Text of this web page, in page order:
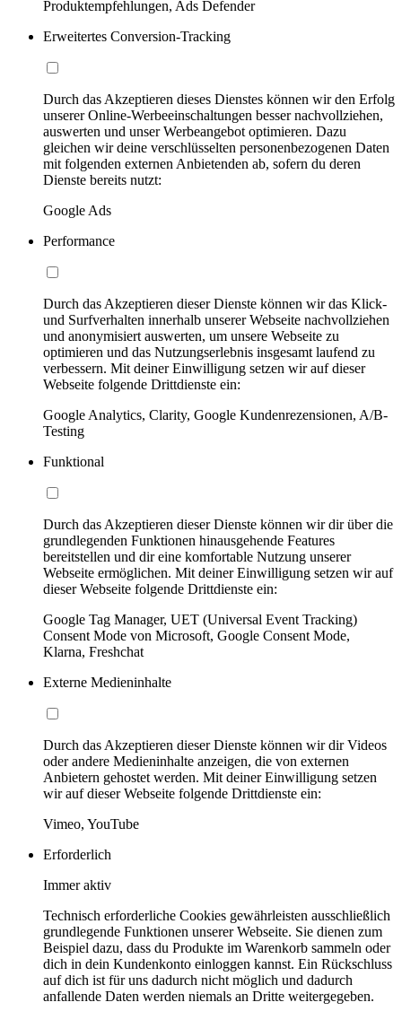
Produktempfehlungen, Ads Defender
Erweitertes Conversion-Tracking
Durch das Akzeptieren dieses Dienstes können wir den Erfolg
unserer Online-Werbeeinschaltungen besser nachvollziehen,
auswerten und unser Werbeangebot optimieren. Dazu
gleichen wir deine verschlüsselten personenbezogenen Daten
mit folgenden externen Anbietenden ab, sofern du deren
Dienste bereits nutzt:
Google Ads
Performance
Durch das Akzeptieren dieser Dienste können wir das Klick-
und Surfverhalten innerhalb unserer Webseite nachvollziehen
und anonymisiert auswerten, um unsere Webseite zu
optimieren und das Nutzungserlebnis insgesamt laufend zu
verbessern. Mit deiner Einwilligung setzen wir auf dieser
Webseite folgende Drittdienste ein:
Google Analytics, Clarity, Google Kundenrezensionen, A/B-
Testing
Funktional
Durch das Akzeptieren dieser Dienste können wir dir über die
grundlegenden Funktionen hinausgehende Features
bereitstellen und dir eine komfortable Nutzung unserer
Webseite ermöglichen. Mit deiner Einwilligung setzen wir auf
dieser Webseite folgende Drittdienste ein:
Google Tag Manager, UET (Universal Event Tracking)
Consent Mode von Microsoft, Google Consent Mode,
Klarna, Freshchat
Externe Medieninhalte
Durch das Akzeptieren dieser Dienste können wir dir Videos
oder andere Medieninhalte anzeigen, die von externen
Anbietern gehostet werden. Mit deiner Einwilligung setzen
wir auf dieser Webseite folgende Drittdienste ein:
Vimeo, YouTube
Erforderlich
Immer aktiv
Technisch erforderliche Cookies gewährleisten ausschließlich
grundlegende Funktionen unserer Webseite. Sie dienen zum
Beispiel dazu, dass du Produkte im Warenkorb sammeln oder
dich in dein Kundenkonto einloggen kannst. Ein Rückschluss
auf dich ist für uns dadurch nicht möglich und dadurch
anfallende Daten werden niemals an Dritte weitergegeben.